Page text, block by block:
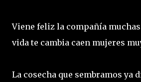
Viene feliz la compañía
vida te cambia caen mujeres
La cosecha que sembramos ya